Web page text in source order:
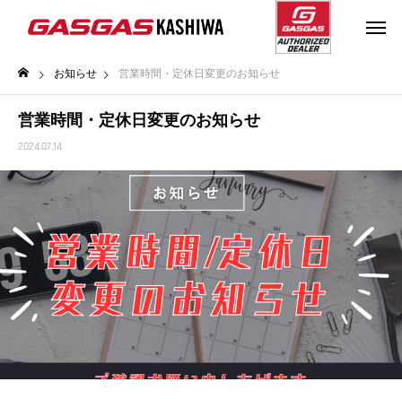
お知らせ 営業時間・定休日変更のお知らせ
営業時間・定休日変更のお知らせ
2024.07.14